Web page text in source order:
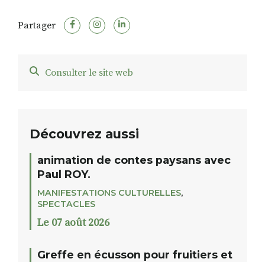
Partager
Consulter le site web
Découvrez aussi
animation de contes paysans avec
Paul ROY.
MANIFESTATIONS CULTURELLES,
SPECTACLES
Le 07 août 2026
Greffe en écusson pour fruitiers et